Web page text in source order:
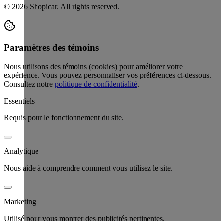
© 2026 Shopicar. All rights reserved.
Paramètres des témoins
Nous utilisons des témoins (cookies) pour améliorer votre
expérience. Vous pouvez personnaliser vos préférences ci-dessous.
Consultez notre politique de confidentialité.
Essentiels
Requis pour le fonctionnement du site.
Analytique
Nous aide à comprendre comment vous utilisez le site.
Marketing
Utilisé pour vous montrer des publicités pertinentes.